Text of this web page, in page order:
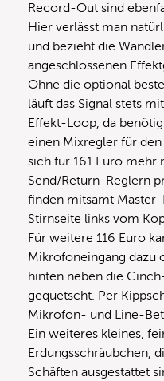
Record-Out sind
Hier verlässt man
und bezieht die
angeschlossenen
Ohne die optional
läuft das Signal stets
Effekt-Loop, da
einen Mixregler für
sich für 161 Euro mehr
Send/Return-Reglern
finden mitsamt
Stirnseite links vom
Für weitere 116 Euro
Mikrofoneingang dazu
hinten neben die
gequetscht. Per
Mikrofon- und Line-
Ein weiteres kleines,
Erdungsschräubchen,
Schäften ausgestattet